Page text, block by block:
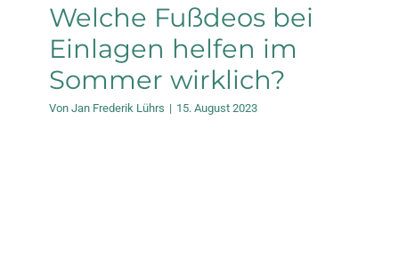
Shop
Welche Fußdeos bei
Einlagen helfen im
Sommer wirklich?
Von Jan Frederik Lührs | 15. August 2023